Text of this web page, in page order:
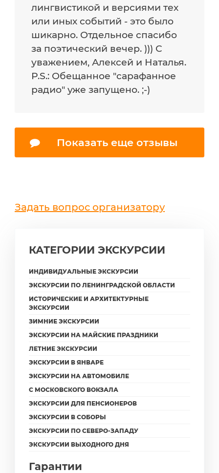
лингвистикой и версиями тех
или иных событий - это было
шикарно. Отдельное спасибо
за поэтический вечер. ))) С
уважением, Алексей и Наталья.
P.S.: Обещанное "сарафанное
радио" уже запущено. ;-)
Показать еще отзывы
Задать вопрос организатору
КАТЕГОРИИ ЭКСКУРСИИ
ИНДИВИДУАЛЬНЫЕ ЭКСКУРСИИ
ЭКСКУРСИИ ПО ЛЕНИНГРАДСКОЙ ОБЛАСТИ
ИСТОРИЧЕСКИЕ И АРХИТЕКТУРНЫЕ
ЭКСКУРСИИ
ЗИМНИЕ ЭКСКУРСИИ
ЭКСКУРСИИ НА МАЙСКИЕ ПРАЗДНИКИ
ЛЕТНИЕ ЭКСКУРСИИ
ЭКСКУРСИИ В ЯНВАРЕ
ЭКСКУРСИИ НА АВТОМОБИЛЕ
С МОСКОВСКОГО ВОКЗАЛА
ЭКСКУРСИИ ДЛЯ ПЕНСИОНЕРОВ
ЭКСКУРСИИ В СОБОРЫ
ЭКСКУРСИИ ПО СЕВЕРО-ЗАПАДУ
ЭКСКУРСИИ ВЫХОДНОГО ДНЯ
Гарантии